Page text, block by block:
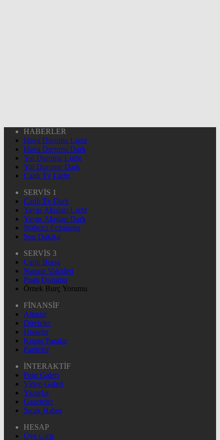
HABERLER
Hava Durumu Light
Hava Durumu Dark
Yol Durumu Light
Yol Durumu Dark
Canlı Tv Light
SERVİS 1
Canlı Tv Dark
Yayın Akışları Light
Yayın Akışları Dark
Nöbetçi Eczaneler
Son Dakika
SERVİS 3
Canlı Borsa
Namaz Vakitleri
Puan Durumu
Örnek Burç Yorumu
FİNANSİF
Altınlar
Dövizler
Hisseler
Kripto Paralar
Pariteler
İNTERAKTİF
Foto Galeri
Video Galeri
Yazarlar
Gazeteler
Sıcak Haber
HESAP
Üye Giriş